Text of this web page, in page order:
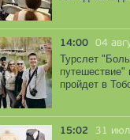
14:00 04
Турслет
путешествие"
пройдет в
15:02 31